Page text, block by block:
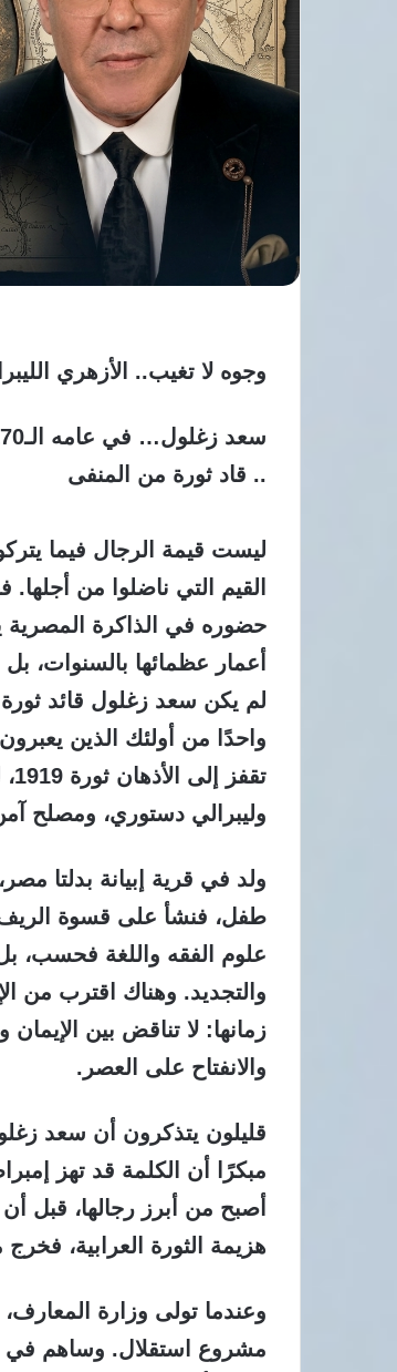
وجوه لا تغيب.. الأزهري
سعد زغلول… في عامه الـ170
.. قاد ثورة من المنفى
ليست قيمة الرجال فيما
القيم التي ناضلوا من
حضوره في الذاكرة المصرية
أعمار عظمائها بالسنوات،
لم يكن سعد زغلول قائد
واحدًا من أولئك الذين
وليبرالي دستوري، ومصلح
ولد في قرية إبيانة بدلتا
طفل، فنشأ على قسوة الريف
علوم الفقه واللغة فحسب،
والتجديد. وهناك اقترب من
زمانها: لا تناقض بين الإيمان
والانفتاح على العصر.
قليلون يتذكرون أن سعد
مبكرًا أن الكلمة قد تهز
أصبح من أبرز رجالها، قبل
هزيمة الثورة العرابية،
وعندما تولى وزارة
مشروع استقلال. وساهم في